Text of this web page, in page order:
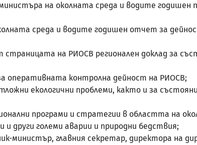
на околната среда и водите годишен
среда и водите годишен отчет за
страницата на РИОСВ регионален доклад за
оперативната контролна дейност на РИОСВ;
екологични проблеми, както и за
програми и стратегии в областта на
и други големи аварии и природни бедствия;
министър, главния секретар, директора на